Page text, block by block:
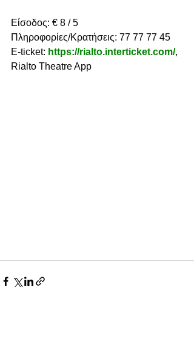
Είσοδος: € 8 / 5
Πληροφορίες/Κρατήσεις: 77 77 77 45
E-ticket: https://rialto.interticket.com/,
Rialto Theatre App